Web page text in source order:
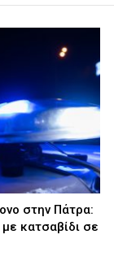
στην Πάτρα:
κατσαβίδι σε